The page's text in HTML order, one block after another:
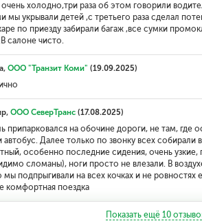
холодно,три раза об этом говорили
мы укрывали детей ,с третьего раза сделал
по приезду забирали багаж ,все сумки
салоне чисто.
ООО "Транзит Коми" (19.09.2025)
ООО СеверТранс(17.08.2025)
припарковался на обочине дороги, не там,
автобус. Далее только по звонку всех
особенно последние сидения, очень
сломаны), ноги просто не влезали. В
мы подпрыгивали на всех кочках и не ровностях
комфортная поездка
Показать ещё 10